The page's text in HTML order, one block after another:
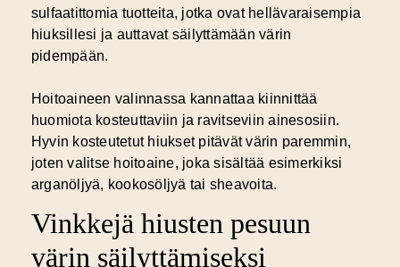
sulfaatittomia tuotteita, jotka ovat hellävaraisempia
hiuksillesi ja auttavat säilyttämään värin
pidempään.
Hoitoaineen valinnassa kannattaa kiinnittää
huomiota kosteuttaviin ja ravitseviin ainesosiin.
Hyvin kosteutetut hiukset pitävät värin paremmin,
joten valitse hoitoaine, joka sisältää esimerkiksi
arganöljyä, kookosöljyä tai sheavoita.
Vinkkejä hiusten pesuun
värin säilyttämiseksi